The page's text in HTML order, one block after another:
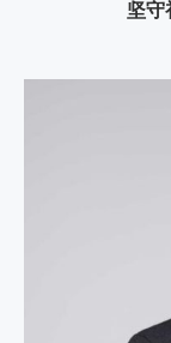
坚守